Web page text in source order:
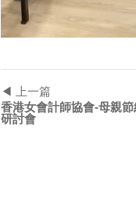
◀ 上一篇
香港女會計師協會-母親
研討會